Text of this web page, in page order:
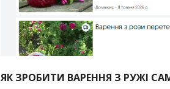
ЯК ЗРОБИТИ ВАРЕННЯ З РУЖІ